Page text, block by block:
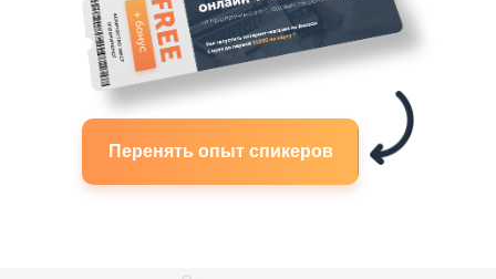
Перенять опыт спикеров